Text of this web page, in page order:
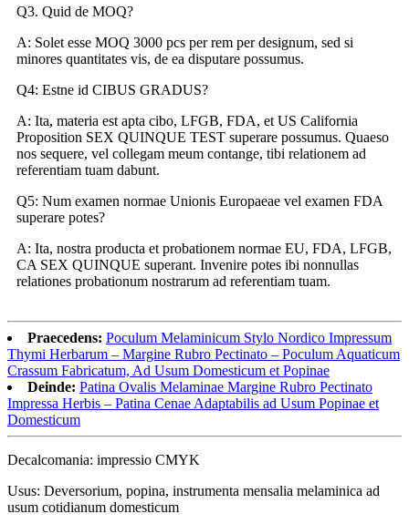
Q3. Quid de MOQ?
A: Solet esse MOQ 3000 pcs per rem per designum, sed si
minores quantitates vis, de ea disputare possumus.
Q4: Estne id CIBUS GRADUS?
A: Ita, materia est apta cibo, LFGB, FDA, et US California
Proposition SEX QUINQUE TEST superare possumus. Quaeso
nos sequere, vel collegam meum contange, tibi relationem ad
referentiam tuam dabunt.
Q5: Num examen normae Unionis Europaeae vel examen FDA
superare potes?
A: Ita, nostra producta et probationem normae EU, FDA, LFGB,
CA SEX QUINQUE superant. Invenire potes ibi nonnullas
relationes probationum nostrarum ad referentiam tuam.
Praecedens: Poculum Melaminicum Stylo Nordico Impressum
Thymi Herbarum – Margine Rubro Pectinato – Poculum Aquaticum
Crassum Fabricatum, Ad Usum Domesticum et Popinae
Deinde: Patina Ovalis Melaminae Margine Rubro Pectinato
Impressa Herbis – Patina Cenae Adaptabilis ad Usum Popinae et
Domesticum
Decalcomania: impressio CMYK
Usus: Deversorium, popina, instrumenta mensalia melaminica ad
usum cotidianum domesticum